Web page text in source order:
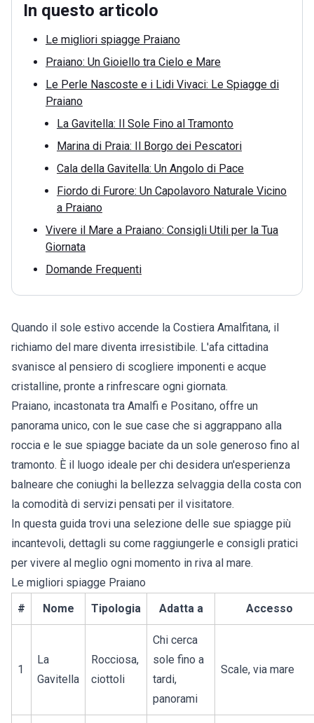
In questo articolo
Le migliori spiagge Praiano
Praiano: Un Gioiello tra Cielo e Mare
Le Perle Nascoste e i Lidi Vivaci: Le Spiagge di
Praiano
La Gavitella: Il Sole Fino al Tramonto
Marina di Praia: Il Borgo dei Pescatori
Cala della Gavitella: Un Angolo di Pace
Fiordo di Furore: Un Capolavoro Naturale Vicino
a Praiano
Vivere il Mare a Praiano: Consigli Utili per la Tua
Giornata
Domande Frequenti
Quando il sole estivo accende la Costiera Amalfitana, il
richiamo del mare diventa irresistibile. L'afa cittadina
svanisce al pensiero di scogliere imponenti e acque
cristalline, pronte a rinfrescare ogni giornata.
Praiano, incastonata tra Amalfi e Positano, offre un
panorama unico, con le sue case che si aggrappano alla
roccia e le sue spiagge baciate da un sole generoso fino al
tramonto. È il luogo ideale per chi desidera un'esperienza
balneare che coniughi la bellezza selvaggia della costa con
la comodità di servizi pensati per il visitatore.
In questa guida trovi una selezione delle sue spiagge più
incantevoli, dettagli su come raggiungerle e consigli pratici
per vivere al meglio ogni momento in riva al mare.
Le migliori spiagge Praiano
#
Nome Tipologia Adatta a Accesso
1
La
Gavitella
Rocciosa,
ciottoli
Chi cerca
sole fino a
tardi,
panorami
Scale, via mare